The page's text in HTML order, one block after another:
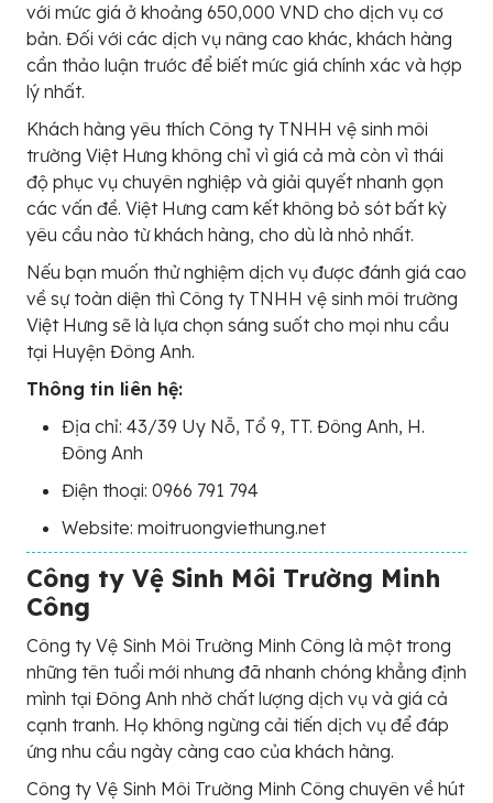
với mức giá ở khoảng 650,000 VND cho dịch vụ cơ
bản. Đối với các dịch vụ nâng cao khác, khách hàng
cần thảo luận trước để biết mức giá chính xác và hợp
lý nhất.
Khách hàng yêu thích Công ty TNHH vệ sinh môi
trường Việt Hưng không chỉ vì giá cả mà còn vì thái
độ phục vụ chuyên nghiệp và giải quyết nhanh gọn
các vấn đề. Việt Hưng cam kết không bỏ sót bất kỳ
yêu cầu nào từ khách hàng, cho dù là nhỏ nhất.
Nếu bạn muốn thử nghiệm dịch vụ được đánh giá cao
về sự toàn diện thì Công ty TNHH vệ sinh môi trường
Việt Hưng sẽ là lựa chọn sáng suốt cho mọi nhu cầu
tại Huyện Đông Anh.
Thông tin liên hệ:
Địa chỉ: 43/39 Uy Nỗ, Tổ 9, TT. Đông Anh, H.
Đông Anh
Điện thoại: 0966 791 794
Website: moitruongviethung.net
Công ty Vệ Sinh Môi Trường Minh
Công
Công ty Vệ Sinh Môi Trường Minh Công là một trong
những tên tuổi mới nhưng đã nhanh chóng khẳng định
mình tại Đông Anh nhờ chất lượng dịch vụ và giá cả
cạnh tranh. Họ không ngừng cải tiến dịch vụ để đáp
ứng nhu cầu ngày càng cao của khách hàng.
Công ty Vệ Sinh Môi Trường Minh Công chuyên về hút